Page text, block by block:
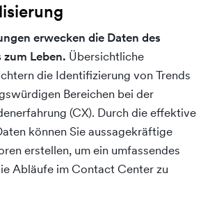
erwecken die Daten des
Leben. Übersichtliche
die Identifizierung von Trends
Bereichen bei der
(CX). Durch die effektive
können Sie aussagekräftige
erstellen, um ein umfassendes
Abläufe im Contact Center zu